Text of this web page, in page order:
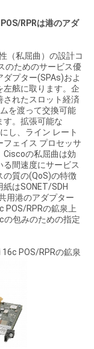
RPRは港のアダ
（私屈曲）の設計コ
のためのサービス優
プター(SPAs)およ
左舷に取ります。企
れたスロット経済
を渡って交換可能
す。拡張可能な
し、ライン レート
ェイス プロセッサ
Ciscoの私屈曲は効
間速度にサービス
の質の(QoS)の特徴
はSONET/SDH
用港のアダプター
POS/RPRの鉱泉上
包みのための指定
POS/RPRの鉱泉